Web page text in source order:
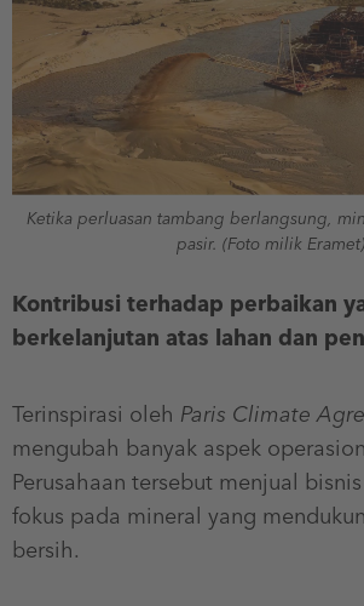
Ketika perluasan tambang berlangsung,
pasir. (Foto milik Eramet)
Kontribusi terhadap perbaikan
berkelanjutan atas lahan dan
Terinspirasi oleh Paris Climate
mengubah banyak aspek
Perusahaan tersebut menjual
fokus pada mineral yang
bersih.